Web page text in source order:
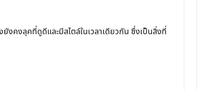
งคงลุคที่ดูดีและมีสไตล์ในเวลาเดียวกัน ซึ่งเป็นสิ่งที่